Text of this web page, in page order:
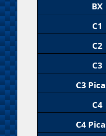
BX
C1
C2
C3
C3
C4
C4